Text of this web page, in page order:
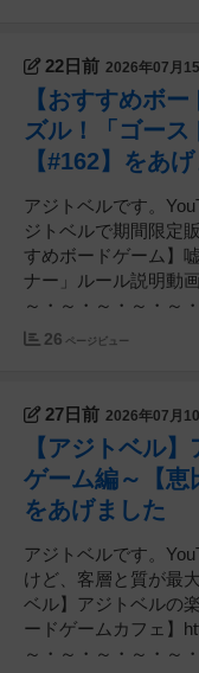
22日前 2026年07月
【おすすめボ
ズル！「ゴー
【#162】をあ
アジトベルです。
ジトベルで期間限定
すめボードゲーム】
ナー」ルール説明動
～・～・～・～・～
26 ページビュー
27日前 2026年07月
【アジトベル
ゲーム編～【恵
をあげました
アジトベルです。
けど、客層と質が最
ベル】アジトベルの
ードゲームカフェ】
～・～・～・～・～